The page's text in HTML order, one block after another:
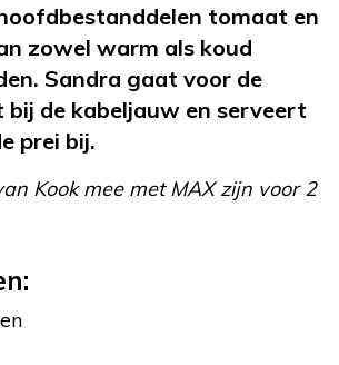
tomaat en
zowel warm als koud
Sandra gaat voor de
bij de kabeljauw en serveert
prei bij.
Kook mee met MAX zijn voor 2